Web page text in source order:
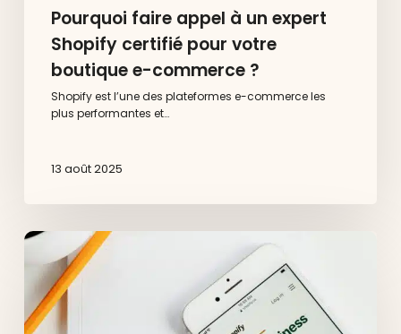
Pourquoi faire appel à un expert
Shopify certifié pour votre
boutique e-commerce ?
Shopify est l’une des plateformes e-commerce les
plus performantes et…
13 août 2025
Agence
lyonnaise
certifiée
Shopify
Plus
Partner